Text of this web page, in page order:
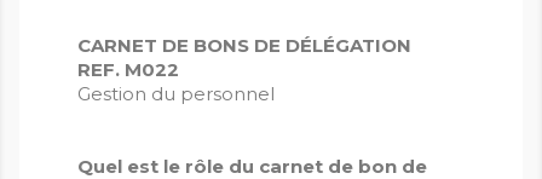
CARNET DE BONS DE DÉLÉGATION
REF. M022
Gestion du personnel
Quel est le rôle du carnet de bon de